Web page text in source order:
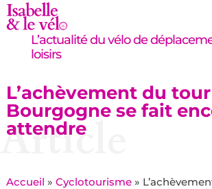
L’actualité du vélo de
loisirs
L’achèvement du
Bourgogne se fait
attendre
Article
Accueil » Cyclotourisme»